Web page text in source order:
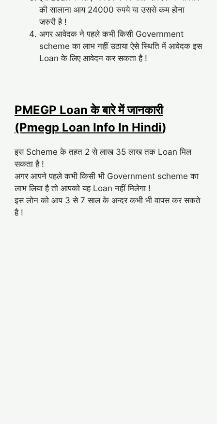
की सालाना आय 24000 रुपये या उससे कम होना
जरुरी है !
अगर आवेदक ने पहले कभी किसी Government
scheme का लाभ नहीं उठाया ऐसे स्थिति में आवेदक इस
Loan के लिए आवेदन कर सकता है !
PMEGP Loan के बारे में जानकारी
(Pmegp Loan Info In Hindi)
इस Scheme के तहत 2 से लाख 35 लाख तक Loan मिल
सकता है !
अगर आपने पहले कभी किसी भी Government scheme का
लाभ लिया है तो आपको यह Loan नहीं मिलेगा !
इस लोन को आप 3 से 7 साल के अन्दर कभी भी वापस कर सकते
है !